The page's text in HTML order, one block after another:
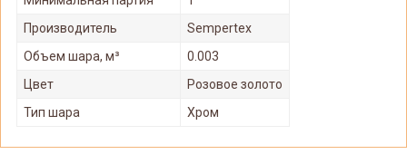
Производитель
Sempertex
Объем шара, м³
0.003
Цвет
Розовое золото
Тип шара
Хром